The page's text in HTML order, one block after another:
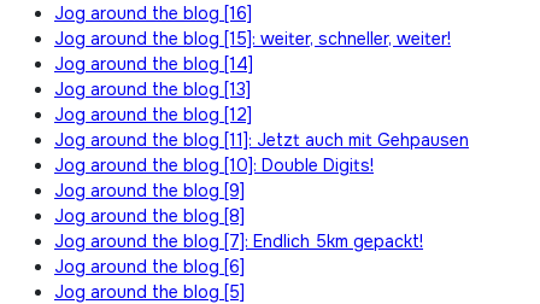
Jog around the blog [16]
Jog around the blog [15]: weiter, schneller, weiter!
Jog around the blog [14]
Jog around the blog [13]
Jog around the blog [12]
Jog around the blog [11]: Jetzt auch mit Gehpausen
Jog around the blog [10]: Double Digits!
Jog around the blog [9]
Jog around the blog [8]
Jog around the blog [7]: Endlich 5km gepackt!
Jog around the blog [6]
Jog around the blog [5]